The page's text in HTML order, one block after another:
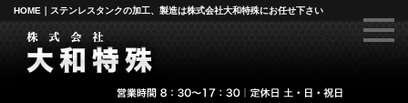
HOME｜ステンレスタンクの加工、製造は株式会社大和特殊にお任せ下さい